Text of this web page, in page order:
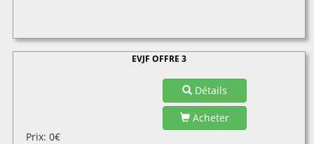
EVJF OFFRE 3
Détails
Acheter
Prix: 0€